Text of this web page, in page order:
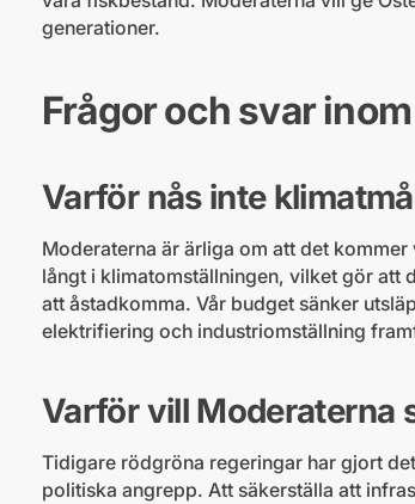
generationer.
Frågor och svar
Varför nås inte
Moderaterna är ärliga om att det
långt i klimatomställningen, vilket gör att
att åstadkomma. Vår budget sänker
elektrifiering och industriomställning
Varför vill Moderaterna
Tidigare rödgröna regeringar har gjort
politiska angrepp. Att säkerställa att